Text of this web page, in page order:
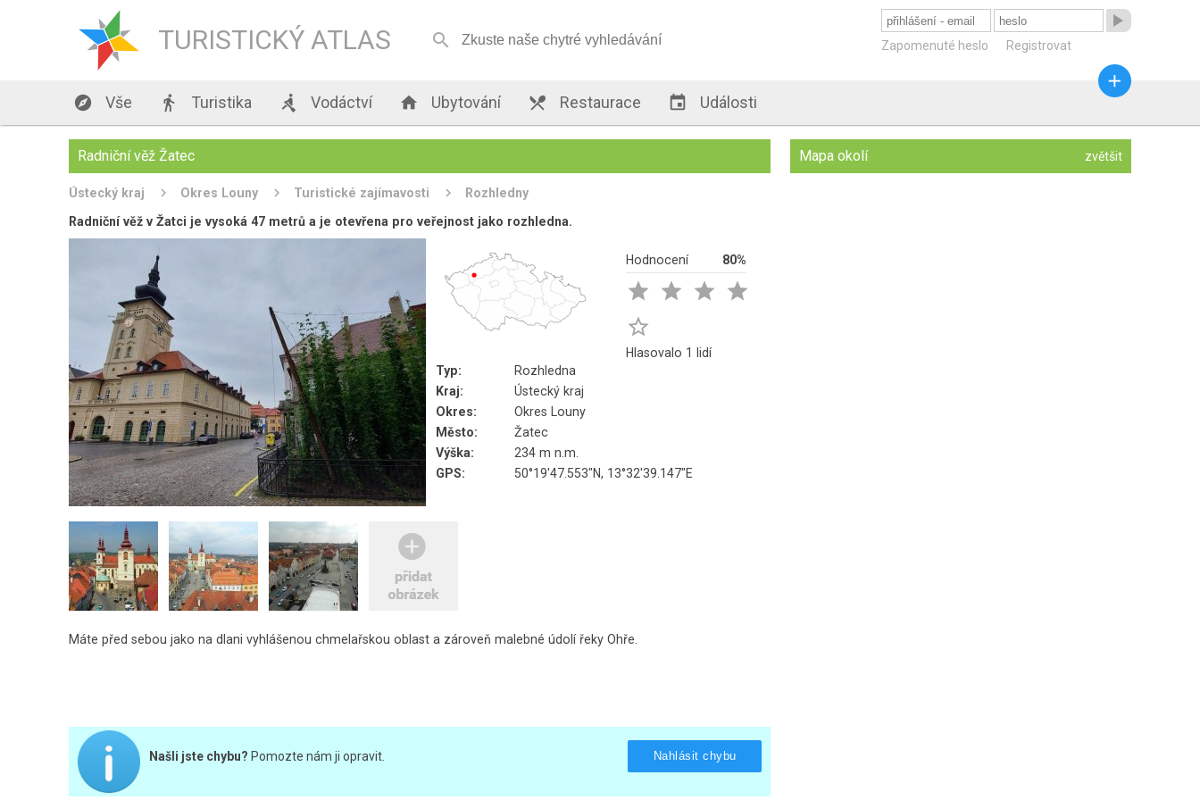
TURISTICKÝ ATLAS 

Zapomenuté heslo Registrovat
 Vše  Turistika  Vodáctví  Ubytování  Restaurace  Události

Radniční věž Žatec
Ústecký kraj Okres Louny Turistické zajímavosti
Rozhledny
Radniční věž v Žatci je vysoká 47 metrů a je otevřena pro veřejnost jako rozhledna.
Hodnocení 80%
   

Hlasovalo 1 lidí
Typ:
Rozhledna
Kraj:
Ústecký kraj
Okres:
Okres Louny
Město:
Žatec
Výška:
234 m n.m.
GPS:
50°19'47.553"N, 13°32'39.147"E
Máte před sebou jako na dlani vyhlášenou chmelařskou oblast a zároveň malebné údolí řeky Ohře.
Našli jste chybu? Pomozte nám ji opravit. Nahlásit chybu
Mapa okolí zvětšit